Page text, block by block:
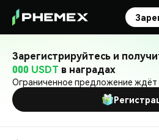
Зарегистрируйтесь и
000 USDT в наградах
Ограниченное предложение ждёт